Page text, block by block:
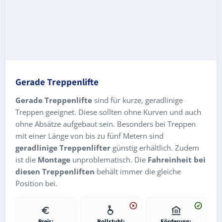
Gerade Treppenlifte
Gerade Treppenlifte sind für kurze, geradlinige
Treppen geeignet. Diese sollten ohne Kurven und auch
ohne Absätze aufgebaut sein. Besonders bei Treppen
mit einer Länge von bis zu fünf Metern sind
geradlinige Treppenlifter günstig erhältlich. Zudem
ist die Montage unproblematisch. Die Fahreinheit bei
diesen Treppenliften behält immer die gleiche
Position bei.